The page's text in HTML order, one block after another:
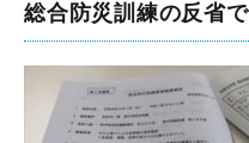
総合防災訓練の反省